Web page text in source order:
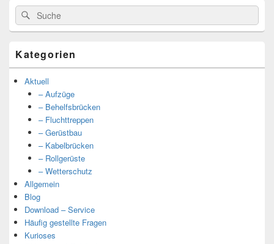
Suche
nach:
Suche
Kategorien
Aktuell
– Aufzüge
– Behelfsbrücken
– Fluchttreppen
– Gerüstbau
– Kabelbrücken
– Rollgerüste
– Wetterschutz
Allgemein
Blog
Download – Service
Häufig gestellte Fragen
Kurioses